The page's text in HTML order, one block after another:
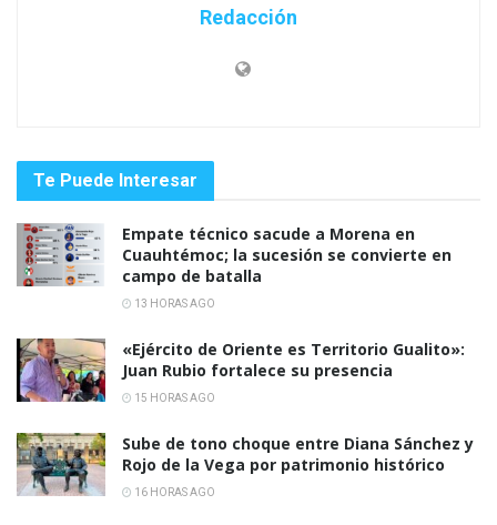
Redacción
Te Puede Interesar
Empate técnico sacude a Morena en
Cuauhtémoc; la sucesión se convierte en
campo de batalla
13 HORAS AGO
«Ejército de Oriente es Territorio Gualito»:
Juan Rubio fortalece su presencia
15 HORAS AGO
Sube de tono choque entre Diana Sánchez y
Rojo de la Vega por patrimonio histórico
16 HORAS AGO